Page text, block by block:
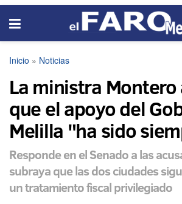
Inicio » Noticias
La ministra
que el apoyo del
Melilla "ha sido
Responde en el Senado a las
subraya que las dos ciudades
un tratamiento fiscal privilegiado